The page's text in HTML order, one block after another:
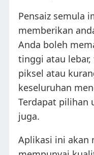
Pensaiz semula
memberikan
Anda boleh
tinggi atau
piksel atau
keseluruhan
Terdapat pilihan
juga.
Aplikasi ini akan